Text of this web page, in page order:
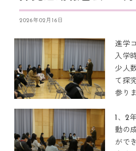
2026年02月16日
進学
入学
少人
て探
参り
1、2
動の
がで